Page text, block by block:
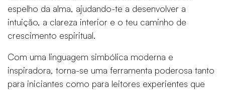
espelho da alma, ajudando-te a desenvolver a
intuição, a clareza interior e o teu caminho de
crescimento espiritual.
Com uma linguagem simbólica moderna e
inspiradora, torna-se uma ferramenta poderosa tanto
para iniciantes como para leitores experientes que